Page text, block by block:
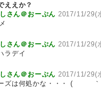
ええか？
さん＠おーぷん 2017/11/29(
さん＠おーぷん 2017/11/29(
ラデイ
さん＠おーぷん 2017/11/29(
ーズは何処かな・・・